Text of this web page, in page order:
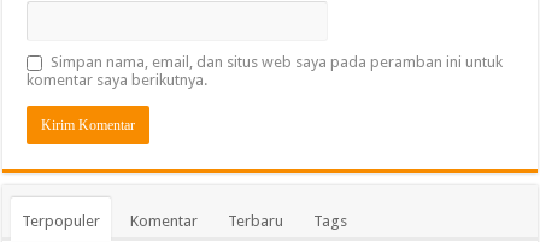
Simpan nama, email, dan situs web saya pada peramban ini untuk
komentar saya berikutnya.
Terpopuler Komentar Terbaru Tags